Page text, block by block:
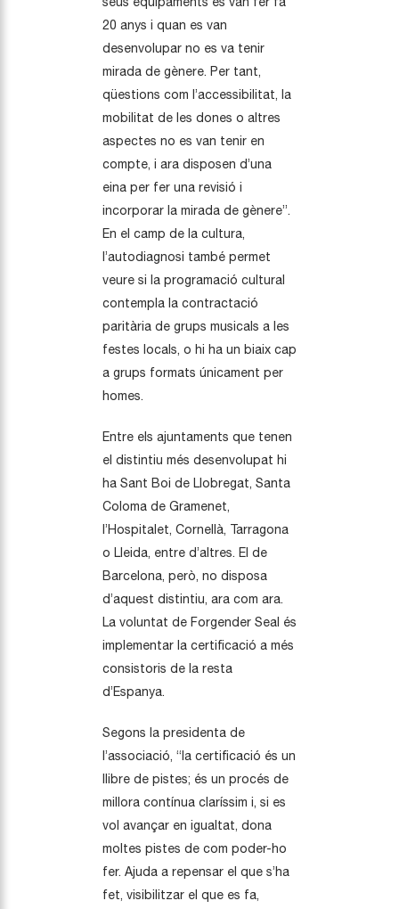
20 anys i quan es van
desenvolupar no es va tenir
mirada de gènere. Per tant,
qüestions com l’accessibilitat, la
mobilitat de les dones o altres
aspectes no es van tenir en
compte, i ara disposen d’una
eina per fer una revisió i
incorporar la mirada de gènere”.
En el camp de la cultura,
l’autodiagnosi també permet
veure si la programació cultural
contempla la contractació
paritària de grups musicals a les
festes locals, o hi ha un biaix cap
a grups formats únicament per
homes.
Entre els ajuntaments que tenen
el distintiu més desenvolupat hi
ha Sant Boi de Llobregat, Santa
Coloma de Gramenet,
l’Hospitalet, Cornellà, Tarragona
o Lleida, entre d’altres. El de
Barcelona, però, no disposa
d’aquest distintiu, ara com ara.
La voluntat de Forgender Seal és
implementar la certificació a més
consistoris de la resta
d’Espanya.
Segons la presidenta de
l’associació, “la certificació és un
llibre de pistes; és un procés de
millora contínua claríssim i, si es
vol avançar en igualtat, dona
moltes pistes de com poder-ho
fer. Ajuda a repensar el que s’ha
fet, visibilitzar el que es fa,